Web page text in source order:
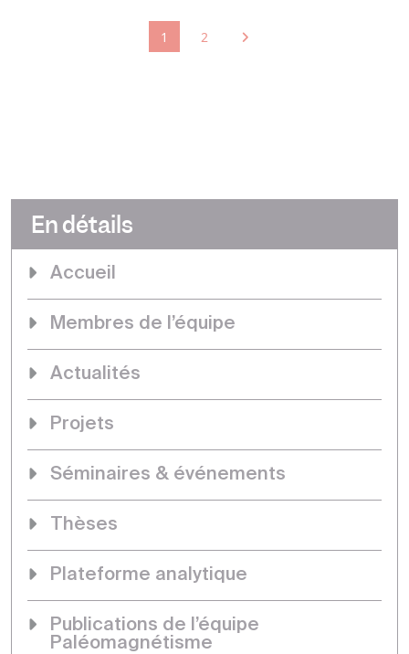
1 2
En détails
Accueil
Membres de l’équipe
Actualités
Projets
Séminaires & événements
Thèses
Plateforme analytique
Publications de l’équipe
Paléomagnétisme